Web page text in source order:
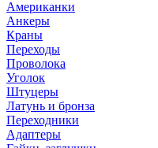
Американки
Анкеры
Краны
Переходы
Проволока
Уголок
Штуцеры
Латунь и бронза
Переходники
Адаптеры